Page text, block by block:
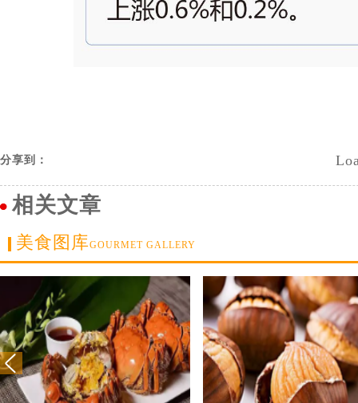
分享到：
相关文章
美食图库GOURMET GALLERY